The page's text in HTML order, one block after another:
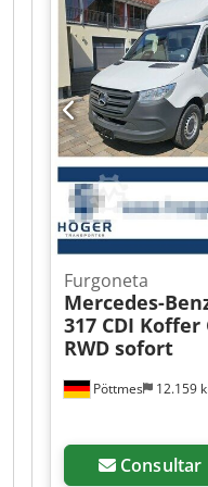
Pöttmes 12.159
Furgoneta
Mercedes-
317 CDI Koffer
RWD sofort
Consultar